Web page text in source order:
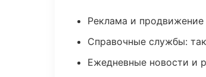
Реклама и продвижение
Справочные службы:
Ежедневные новости и